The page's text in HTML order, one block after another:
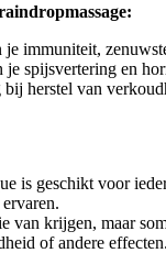
je immuniteit,
je spijsvertering en
bij herstel van
is geschikt voor
ervaren.
van krijgen, maar
of andere effecten.